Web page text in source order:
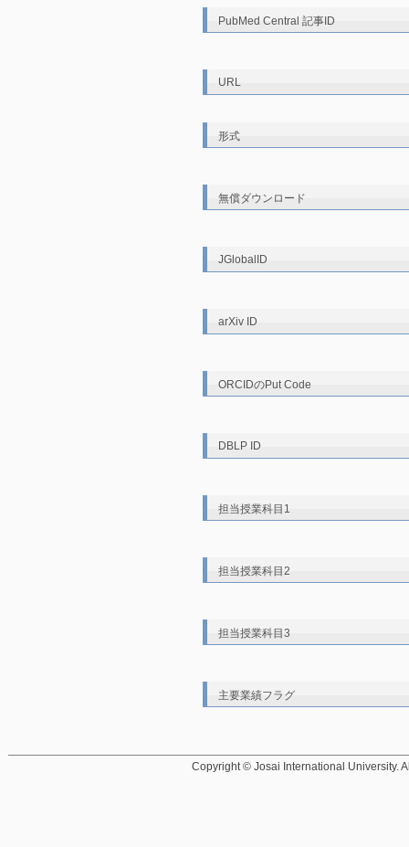
PubMed Central 記事ID
URL
形式
無償ダウンロード
JGlobalID
arXiv ID
ORCIDのPut Code
DBLP ID
担当授業科目1
担当授業科目2
担当授業科目3
主要業績フラグ